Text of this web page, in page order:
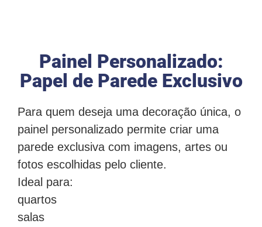
Painel Personalizado:
Papel de Parede Exclusivo
Para quem deseja uma decoração única, o
painel personalizado permite criar uma
parede exclusiva com imagens, artes ou
fotos escolhidas pelo cliente.
Ideal para:
quartos
salas